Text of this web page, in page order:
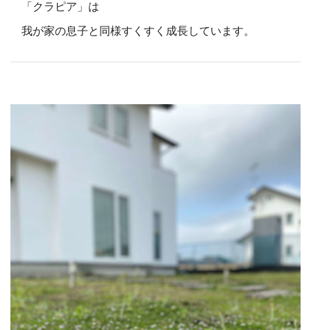
「クラピア」は
我が家の息子と同様すくすく成長しています。